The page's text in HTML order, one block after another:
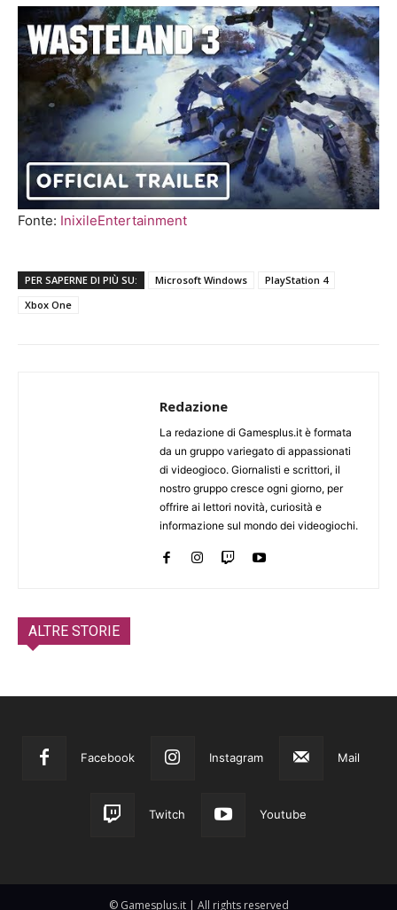
Fonte: InixileEntertainment
PER SAPERNE DI PIÙ SU: Microsoft Windows
PlayStation 4
Xbox One
Redazione
La redazione di Gamesplus.it è formata
da un gruppo variegato di appassionati
di videogioco. Giornalisti e scrittori, il
nostro gruppo cresce ogni giorno, per
offrire ai lettori novità, curiosità e
informazione sul mondo dei videogiochi.
ALTRE STORIE
Facebook Instagram Mail
Twitch Youtube
© Gamesplus.it | All rights reserved